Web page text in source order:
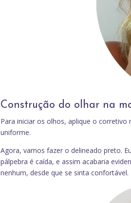
Construção do olhar na
Para iniciar os olhos, aplique o
uniforme.
Agora, vamos fazer o delineado preto.
pálpebra é caída, e assim acabaria
nenhum, desde que se sinta confortável.